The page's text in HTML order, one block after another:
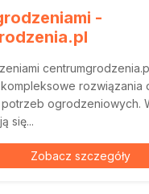
-
rozwiązania
ogrodzeniowych.
się...
Zobacz szczegóły